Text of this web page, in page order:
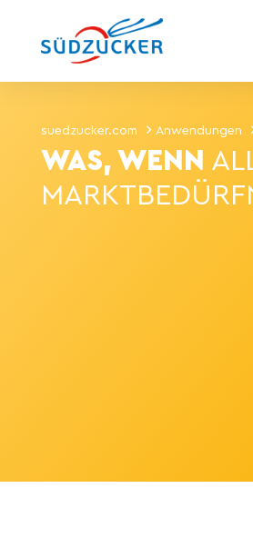
suedzucker.com Anwendungen
WAS, WENN